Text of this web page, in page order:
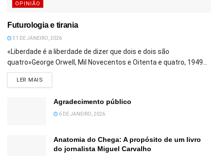
OPINIÃO
Futurologia e tirania
31 DE JANEIRO, 2026
«Liberdade é a liberdade de dizer que dois e dois são
quatro»George Orwell, Mil Novecentos e Oitenta e quatro, 1949...
LER MAIS
Agradecimento público
6 DE JANEIRO, 2026
Anatomia do Chega: A propósito de um livro
do jornalista Miguel Carvalho